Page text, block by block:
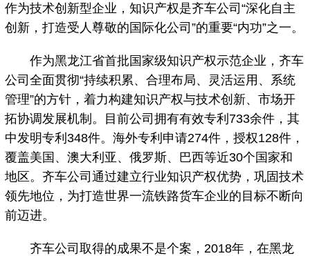
作为技术创新型企业，知识产权是齐车公司“深化自主
创新，打造受人尊敬的国际化公司”的重要“内功”之一。
作为黑龙江省首批国家级知识产权示范企业，齐车
公司全面贯彻“持续积累、合理布局、灵活运用、系统
管理”的方针，着力构建知识产权与技术创新、市场开
拓协调发展机制。目前公司拥有有效专利733余件，其
中发明专利348件。海外专利申请274件，授权128件，
覆盖美国、澳大利亚、俄罗斯、巴西等近30个国家和
地区。齐车公司通过建立行业知识产权优势，巩固技术
领先地位，为打造世界一流铁路货车企业的目标不断向
前迈进。
齐车公司取得的成果不是个案，2018年，在黑龙